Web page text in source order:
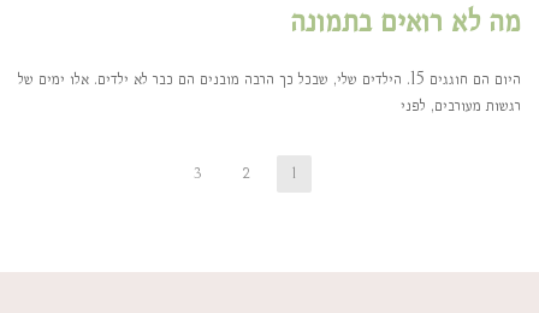
מה לא רואים בתמונה
היום הם חוגגים 15. הילדים שלי, שבכל כך הרבה מובנים הם כבר לא ילדים. אלו ימים של
רגשות מעורבים, לפני
1
2
3